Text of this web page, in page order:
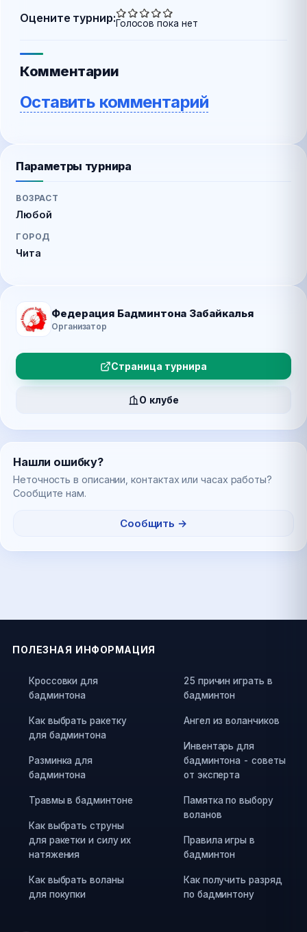
Оцените турнир:Голосов пока нет
Комментарии
Оставить комментарий
Параметры турнира
ВОЗРАСТ
Любой
ГОРОД
Чита
Федерация Бадминтона Забайкалья
Организатор
Страница турнира
О клубе
Нашли ошибку?
Неточность в описании, контактах или часах работы?
Сообщите нам.
Сообщить →
ПОЛЕЗНАЯ ИНФОРМАЦИЯ
Кроссовки для
бадминтона
Как выбрать ракетку
для бадминтона
Разминка для
бадминтона
Травмы в бадминтоне
Как выбрать струны
для ракетки и силу их
натяжения
Как выбрать воланы
для покупки
25 причин играть в
бадминтон
Ангел из воланчиков
Инвентарь для
бадминтона - советы
от эксперта
Памятка по выбору
воланов
Правила игры в
бадминтон
Как получить разряд
по бадминтону